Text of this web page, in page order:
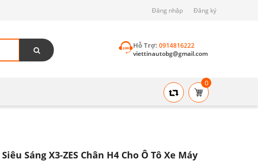
Đăng nhập Đăng ký
Hỗ Trợ:0914816222
viettinautobg@gmail.com
0
Sáng X3-ZES Chân H4 Cho Ô Tô Xe Máy